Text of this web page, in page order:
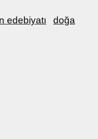
edebiyatı doğa